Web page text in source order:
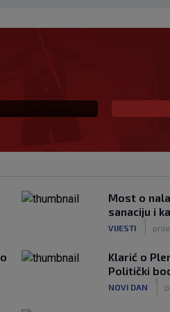
čini
Most o
sanaciju i
VIJESTI
Klarić o
Politički
NOVI DAN